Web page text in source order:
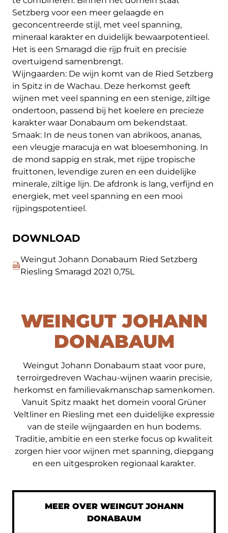
Setzberg voor een meer gelaagde en
geconcentreerde stijl, met veel spanning,
mineraal karakter en duidelijk bewaarpotentieel.
Het is een Smaragd die rijp fruit en precisie
overtuigend samenbrengt.
Wijngaarden: De wijn komt van de Ried Setzberg
in Spitz in de Wachau. Deze herkomst geeft
wijnen met veel spanning en een stenige, ziltige
ondertoon, passend bij het koelere en precieze
karakter waar Donabaum om bekendstaat.
Smaak: In de neus tonen van abrikoos, ananas,
een vleugje maracuja en wat bloesemhoning. In
de mond sappig en strak, met rijpe tropische
fruittonen, levendige zuren en een duidelijke
minerale, ziltige lijn. De afdronk is lang, verfijnd en
energiek, met veel spanning en een mooi
rijpingspotentieel.
DOWNLOAD
Weingut Johann Donabaum Ried Setzberg
Riesling Smaragd 2021 0,75L
WEINGUT JOHANN
DONABAUM
Weingut Johann Donabaum staat voor pure,
terroirgedreven Wachau-wijnen waarin precisie,
herkomst en familievakmanschap samenkomen.
Vanuit Spitz maakt het domein vooral Grüner
Veltliner en Riesling met een duidelijke expressie
van de steile wijngaarden en hun bodems.
Traditie, ambitie en een sterke focus op kwaliteit
zorgen hier voor wijnen met spanning, diepgang
en een uitgesproken regionaal karakter.
MEER OVER WEINGUT JOHANN
DONABAUM